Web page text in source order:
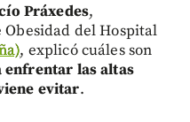
Práxedes,
del Hospital
, explicó cuáles son
enfrentar las altas
evitar.